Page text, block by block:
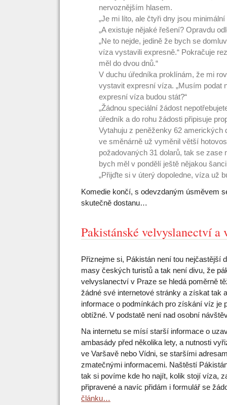
nervoznějším hlasem.
„Je mi líto, ale čtyři dny jsou
„A existuje nějaké řešení? Opravdu
„Ne to nejde, jedině že bych se
víza vystavili expresně.“ Pokračuje
měl do dvou dnů.“
V duchu úředníka proklínám, že mi
vystavit expresní víza. „Musím podat
expresní víza budou stát?“
„Žádnou speciální žádost
úředník a do rohu žádosti připisuje
Vytahuju z peněženky 62 amerických
ve směnárně už vyměnil větší
požadovaných 31 dolarů, tak se
bych měl v pondělí ještě nějakou
„Přijďte si v úterý dopoledne, víza už
Komedie končí, s odevzdaným úsměvem
skutečně dostanu…
Pakistánské velvyslanectví
Přiznejme si, Pákistán není tou nejčastější
masy českých turistů a tak není divu, že
velvyslanectví v Praze se hledá poměrně
žádné své internetové stránky a získat tak
informace o podmínkách pro získání víz je
obtížné. V podstatě není nad osobní
Na internetu se mísí starší informace o
ambasády před několika lety, a nutnosti
ve Varšavě nebo Vídni, se staršími
zmatečnými informacemi. Naštěstí
tak si povíme kde ho najít, kolik stojí víza,
připravené a navíc přidám i formulář se
článku…